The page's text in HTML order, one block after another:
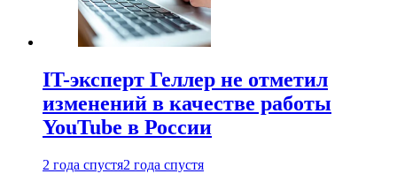
IT-эксперт Геллер не отметил
изменений в качестве работы
YouTube в России
2 года спустя2 года спустя